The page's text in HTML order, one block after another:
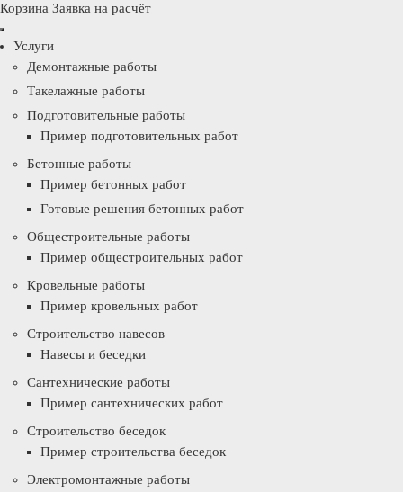
Корзина Заявка на расчёт
Услуги
Демонтажные работы
Такелажные работы
Подготовительные работы
Пример подготовительных работ
Бетонные работы
Пример бетонных работ
Готовые решения бетонных работ
Общестроительные работы
Пример общестроительных работ
Кровельные работы
Пример кровельных работ
Строительство навесов
Навесы и беседки
Сантехнические работы
Пример сантехнических работ
Строительство беседок
Пример строительства беседок
Электромонтажные работы